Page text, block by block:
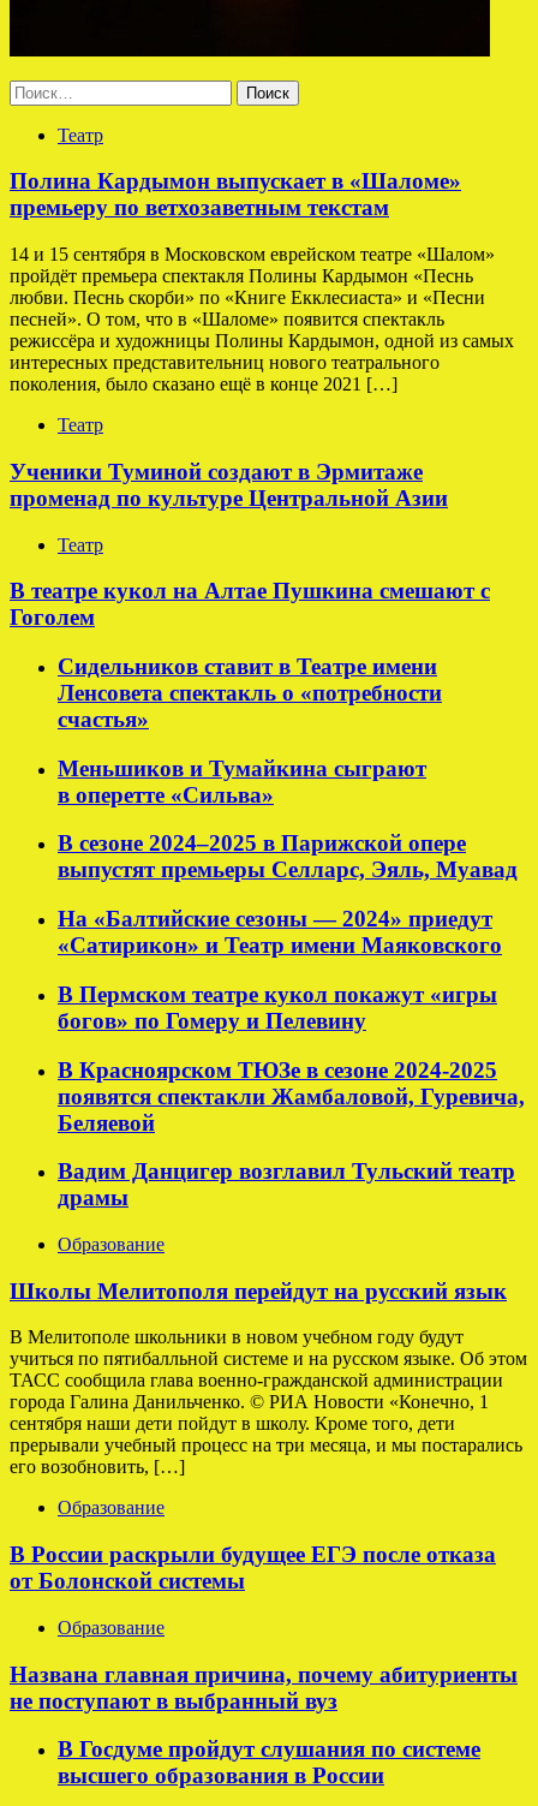
Найти:
Театр
Полина Кардымон выпускает в «Шаломе»
премьеру по ветхозаветным текстам
14 и 15 сентября в Московском еврейском театре «Шалом»
пройдёт премьера спектакля Полины Кардымон «Песнь
любви. Песнь скорби» по «Книге Екклесиаста» и «Песни
песней». О том, что в «Шаломе» появится спектакль
режиссёра и художницы Полины Кардымон, одной из самых
интересных представительниц нового театрального
поколения, было сказано ещё в конце 2021 […]
Театр
Ученики Туминой создают в Эрмитаже
променад по культуре Центральной Азии
Театр
В театре кукол на Алтае Пушкина смешают с
Гоголем
Сидельников ставит в Театре имени
Ленсовета спектакль о «потребности
счастья»
Меньшиков и Тумайкина сыграют
в оперетте «Сильва»
В сезоне 2024–2025 в Парижской опере
выпустят премьеры Селларс, Эяль, Муавад
На «Балтийские сезоны — 2024» приедут
«Сатирикон» и Театр имени Маяковского
В Пермском театре кукол покажут «игры
богов» по Гомеру и Пелевину
В Красноярском ТЮЗе в сезоне 2024-2025
появятся спектакли Жамбаловой, Гуревича,
Беляевой
Вадим Данцигер возглавил Тульский театр
драмы
Образование
Школы Мелитополя перейдут на русский язык
В Мелитополе школьники в новом учебном году будут
учиться по пятибалльной системе и на русском языке. Об этом
ТАСС сообщила глава военно-гражданской администрации
города Галина Данильченко. © РИА Новости «Конечно, 1
сентября наши дети пойдут в школу. Кроме того, дети
прерывали учебный процесс на три месяца, и мы постарались
его возобновить, […]
Образование
В России раскрыли будущее ЕГЭ после отказа
от Болонской системы
Образование
Названа главная причина, почему абитуриенты
не поступают в выбранный вуз
В Госдуме пройдут слушания по системе
высшего образования в России